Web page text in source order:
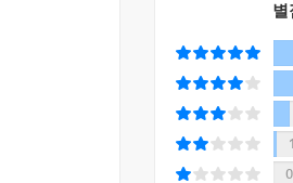
---「넌 내일도 실수를
노력해도 안 되는 건
가 되기도 하니까. 못
드는 일인지도 모른다.
---「넌 내일도 실수를
앤의 말을 한 번, 두 번,
결국 눈물이 흘러내렸
마지막의 마지막까지
용기와 희망을 불러오
별